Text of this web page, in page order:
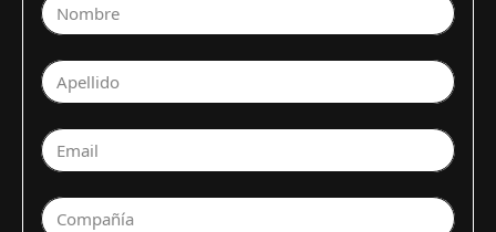
Nombre
Apellido
Email
Compañía